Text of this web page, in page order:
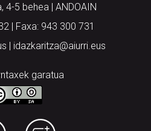
4-5 behea | ANDOAIN
| Faxa: 943 300 731
| idazkaritza@aiurri.eus
garatua